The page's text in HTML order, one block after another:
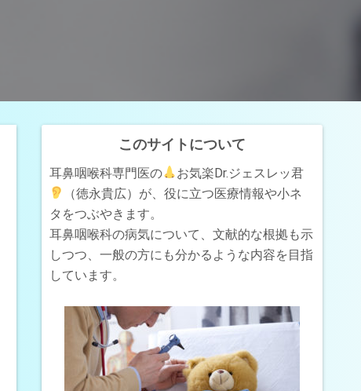
このサイトについて
耳鼻咽喉科専門医の
お気楽Dr.ジェスレッ君
（徳永貴広）が、役に立つ医療情報や小ネ
タをつぶやきます。
耳鼻咽喉科の病気について、文献的な根拠も示
しつつ、一般の方にも分かるような内容を目指
しています。